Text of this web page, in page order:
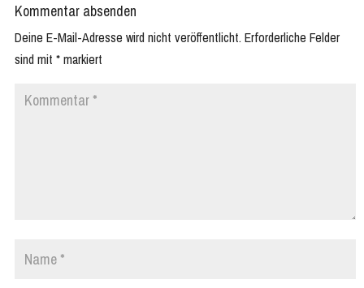
Kommentar absenden
Deine E-Mail-Adresse wird nicht veröffentlicht. Erforderliche Felder
sind mit *markiert